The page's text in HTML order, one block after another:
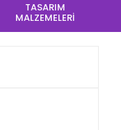
TASARIM
MALZEMELERİ